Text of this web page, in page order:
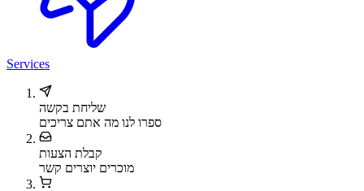
Services
שליחת בקשה
ספרו לנו מה אתם צריכים
קבלת הצעות
מוכרים יוצרים קשר